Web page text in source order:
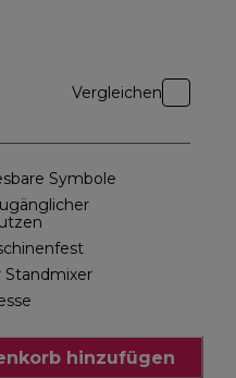
Vergleichen
Symbole
Standmixer
hinzufügen